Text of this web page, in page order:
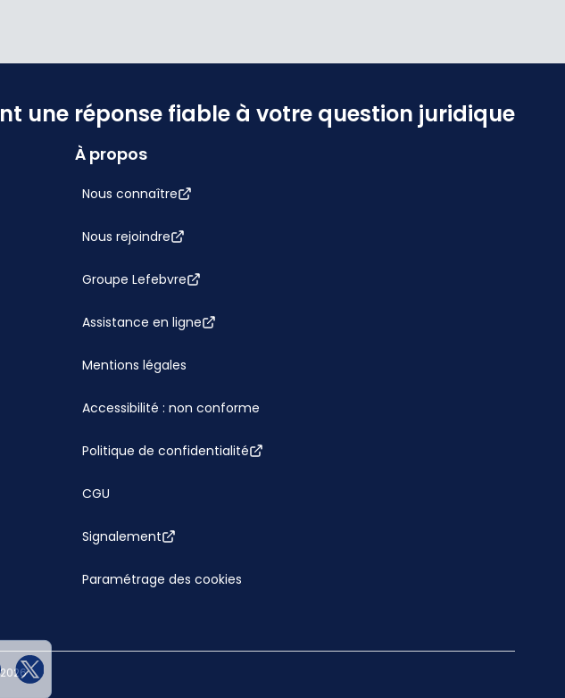
une réponse fiable à votre question juridique
À propos
Nous connaître
Nous rejoindre
Groupe Lefebvre
Assistance en ligne
Mentions légales
Accessibilité : non conforme
Politique de confidentialité
CGU
Signalement
Paramétrage des cookies